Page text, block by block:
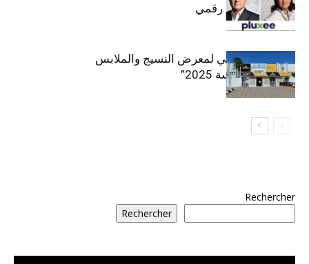
متسارع وتحول رقمي
الافتتاح الرسمي لمعرض النسيج والملابس
“إنترتكس سوسة 2025”
Rechercher
Rechercher